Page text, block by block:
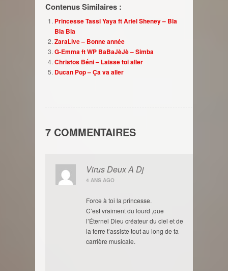
Contenus Similaires :
Princesse Tassi Yaya ft Ariel Sheney – Bla
Bla Bla
ZaraLive – Bonne année
G-Emma ft WP BaBaJèJè – Simba
Christos Béni – Laisse toi aller
Ducan Pop – Ça va aller
7 COMMENTAIRES
Virus Deux A Dj
4 ANS AGO
Force à toi la princesse.
C’est vraiment du lourd ,que
l’Éternel Dieu créateur du ciel et de
la terre t’assiste tout au long de ta
carrière musicale.